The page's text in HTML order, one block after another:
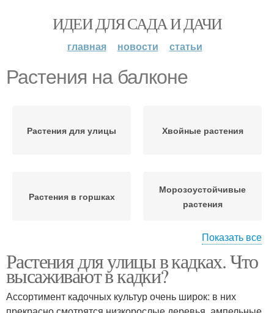
ИДЕИ ДЛЯ САДА И ДАЧИ
главная новости статьи
Растения на балконе
Растения для улицы Хвойные растения
Растения в горшках
Морозоустойчивые
растения
Зимние растения
Растения для
застекленного балкона
Показать все
Растения для улицы в кадках. Что
высаживают в кадки?
Ассортимент кадочных культур очень широк: в них